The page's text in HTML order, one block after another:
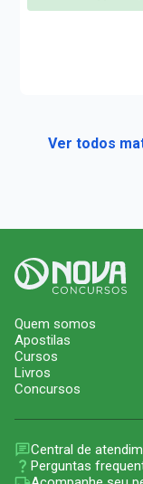
Ver todos
Quem somos
Apostilas
Cursos
Livros
Concursos
Central de
Perguntas